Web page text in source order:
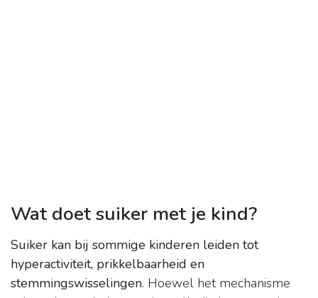
Wat doet suiker met je kind?
Suiker kan bij sommige kinderen leiden tot
hyperactiviteit, prikkelbaarheid en
stemmingswisselingen. Hoewel het mechanisme